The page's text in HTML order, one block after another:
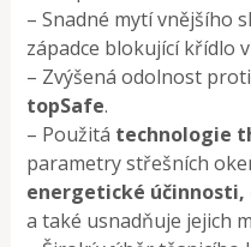
– Snadné mytí vnějšího
západce blokující křídlo
– Zvýšená odolnost
topSafe.
– Použitá technologie
parametry střešních
energetické
a také usnadňuje jejich